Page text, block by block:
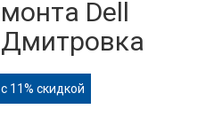
Dell
11% скидкой